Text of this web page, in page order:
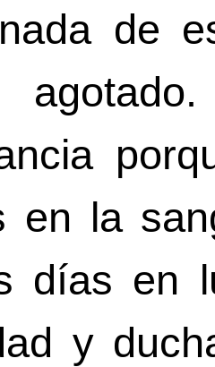
de
en la
días en
y